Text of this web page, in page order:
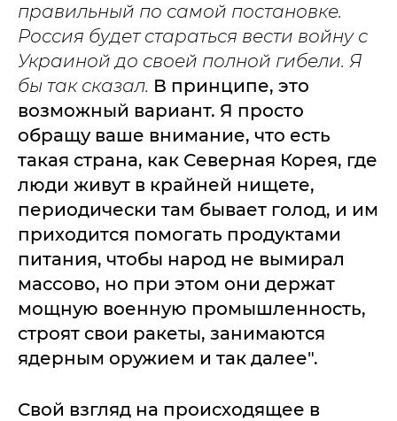
правильный по самой постановке.
Россия будет стараться вести войну с
Украиной до своей полной гибели. Я
бы так сказал. В принципе, это
возможный вариант. Я просто
обращу ваше внимание, что есть
такая страна, как Северная Корея, где
люди живут в крайней нищете,
периодически там бывает голод, и им
приходится помогать продуктами
питания, чтобы народ не вымирал
массово, но при этом они держат
мощную военную промышленность,
строят свои ракеты, занимаются
ядерным оружием и так далее".
Свой взгляд на происходящее в